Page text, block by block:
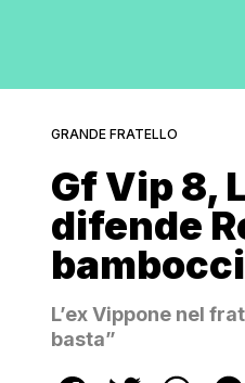
GRANDE FRATELLO
Gf Vip 8,
difende
L’ex Vippone nel
basta”